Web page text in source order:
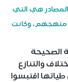
المصادر هي التي
منهجهم، وكانت
الصحيحة
والتنازع
اقتبسوا